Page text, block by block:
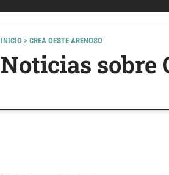
INICIO > CREA OESTE ARENOSO
Noticias sobre